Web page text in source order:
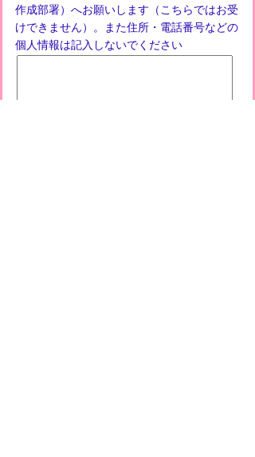
作成部署）へお願いします（こちらではお受
けできません）。また住所・電話番号などの
個人情報は記入しないでください